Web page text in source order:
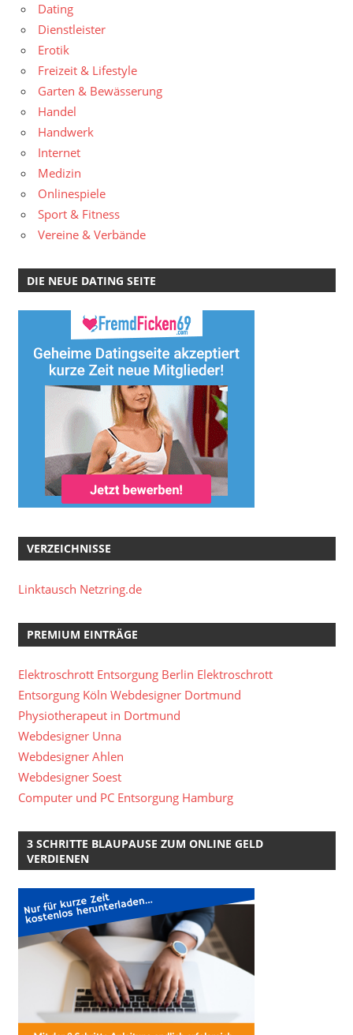
Dating
Dienstleister
Erotik
Freizeit & Lifestyle
Garten & Bewässerung
Handel
Handwerk
Internet
Medizin
Onlinespiele
Sport & Fitness
Vereine & Verbände
DIE NEUE DATING SEITE
VERZEICHNISSE
Linktausch Netzring.de
PREMIUM EINTRÄGE
Elektroschrott Entsorgung Berlin Elektroschrott
Entsorgung Köln Webdesigner Dortmund
Physiotherapeut in Dortmund
Webdesigner Unna
Webdesigner Ahlen
Webdesigner Soest
Computer und PC Entsorgung Hamburg
3 SCHRITTE BLAUPAUSE ZUM ONLINE GELD
VERDIENEN